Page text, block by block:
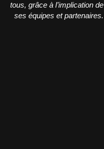
tous, grâce à l’implication de
ses équipes et partenaires.